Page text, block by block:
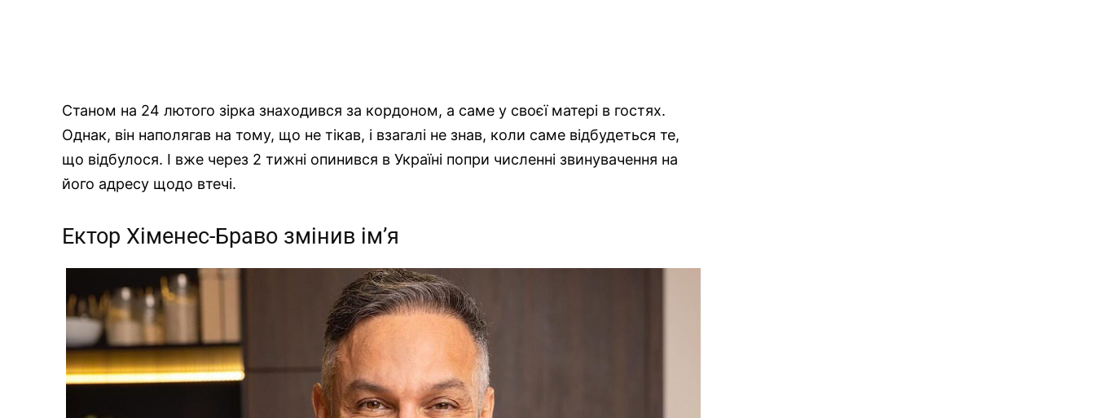
Станом на 24 лютого зірка знаходився за кордоном, а саме у своєї матері в гостях.
Однак, він наполягав на тому, що не тікав, і взагалі не знав, коли саме відбудеться те,
що відбулося. І вже через 2 тижні опинився в Україні попри численні звинувачення на
його адресу щодо втечі.
Ектор Хіменес-Браво змінив ім’я